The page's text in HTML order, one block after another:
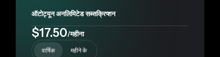
ऑटोट्यून अनलिमिटेड सब्सक्रिप्शन
$17.50/महीना
वार्षिक महीने के